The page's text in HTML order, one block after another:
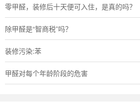
零甲醛，装修后十天便可入住，是真的吗？
除甲醛是“智商税”吗？
装修污染:苯
甲醛对每个年龄阶段的危害